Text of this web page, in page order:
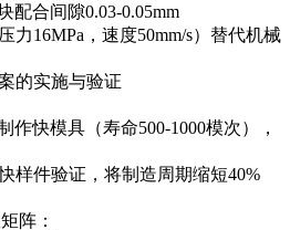
合间隙0.03-0.05mm
16MPa，速度50mm/s）替代机械
的实施与验证
快模具（寿命500-1000模次），
件验证，将制造周期缩短40%
阵：